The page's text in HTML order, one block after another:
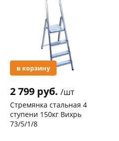
в корзину
2 799 руб. /шт
Стремянка стальная 4
ступени 150кг Вихрь
73/5/1/8